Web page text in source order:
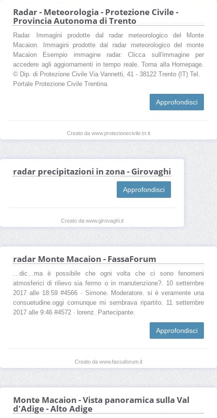
Radar - Meteorologia - Protezione Civile -
Provincia Autonoma di Trento
Radar. Immagini prodotte dal radar meteorologico del Monte
Macaion. Immagini prodotte dal radar meteorologico del monte
Macaion Esempio immagine radar. Clicca sull'immagine per
accedere agli aggiornamenti in tempo reale. Torna alla Homepage.
© Dip. di Protezione Civile Via Vannetti, 41 - 38122 Trento (IT) Tel.
Portale Protezione Civile Trentina
Approfondisci
Creato da www.protezionecivile.tn.it
radar precipitazioni in zona - Girovaghi
Approfondisci
Creato da www.girovaghi.it
radar Monte Macaion - FassaForum
…dic…ma è possibile che ogni volta che ci sono fenomeni
atmosferici di rilievo sia fermo o in manutenzione?. 10 settembre
2017 alle 18:59 #4566 · Simone. Moderatore. si è veramente una
consuetudine.oggi comunque mi sembrava ripartito. 11 settembre
2017 alle 9:46 #4572 · lorenz. Partecipante.
Approfondisci
Creato da www.fassaforum.it
Monte Macaion - Vista panoramica sulla Val
d'Adige - Alto Adige